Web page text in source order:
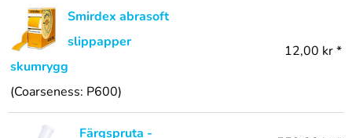
Smirdex abrasoft
slippapper
skumrygg
(Coarseness: P600)
12,00 kr *
Färgspruta -